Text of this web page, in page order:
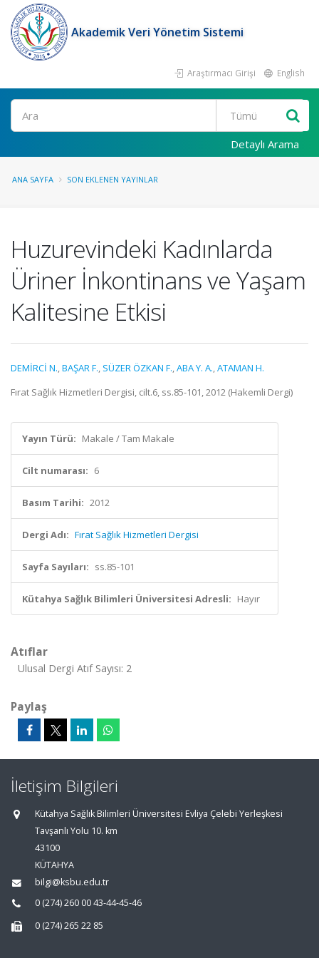
Akademik Veri Yönetim Sistemi
Araştırmacı Girişi English
Ara
Detaylı Arama
ANA SAYFA SON EKLENEN YAYINLAR
Huzurevindeki Kadınlarda
Üriner İnkontinans ve Yaşam
Kalitesine Etkisi
DEMİRCİ N.,BAŞAR F., SÜZER ÖZKAN F.,ABA Y. A.,ATAMAN H.
Fırat Sağlık Hizmetleri Dergisi, cilt.6, ss.85-101, 2012 (Hakemli Dergi)
Yayın Türü: Makale / Tam Makale
Cilt numarası: 6
Basım Tarihi: 2012
Dergi Adı: Fırat Sağlık Hizmetleri Dergisi
Sayfa Sayıları: ss.85-101
Kütahya Sağlık Bilimleri Üniversitesi Adresli: Hayır
Atıflar
Ulusal Dergi Atıf Sayısı: 2
Paylaş
İletişim Bilgileri
Kütahya Sağlık Bilimleri Üniversitesi Evliya Çelebi Yerleşkesi
Tavşanlı Yolu 10. km
43100
KÜTAHYA
bilgi@ksbu.edu.tr
0 (274) 260 00 43-44-45-46
0 (274) 265 22 85